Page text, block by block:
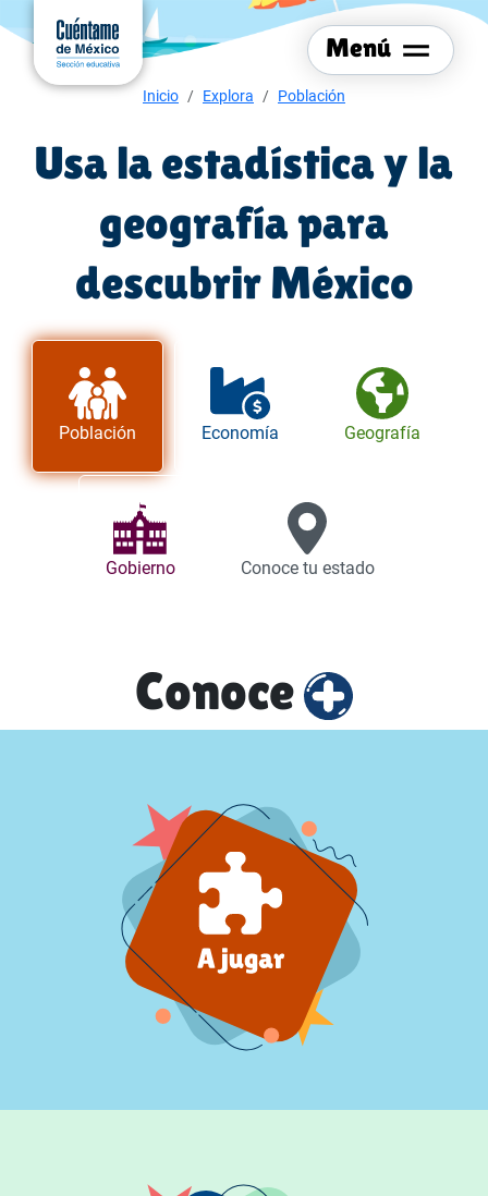
Ir al
contenido
principal
Menú
Menú del sitio
Menú de navegación
Inicio Explora Población
Usa la estadística y la
geografía para
descubrir México
Población Economía Geografía
Gobierno Conoce tu estado
Conoce